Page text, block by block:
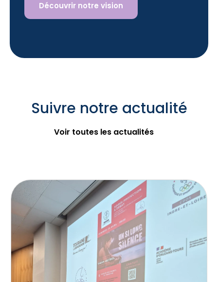
Découvrir notre vision
Suivre notre actualité
Voir toutes les actualités